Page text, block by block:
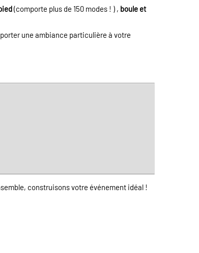
(comporte plus de 150 modes ! ) , boule et
une ambiance particulière à votre
construisons votre événement idéal !